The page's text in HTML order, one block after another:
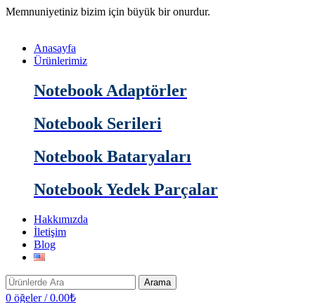
Memnuniyetiniz bizim için büyük bir onurdur.
Anasayfa
Ürünlerimiz
Notebook Adaptörler
Notebook Serileri
Notebook Bataryaları
Notebook Yedek Parçalar
Hakkımızda
İletişim
Blog
Arama
0 öğeler / 0.00₺